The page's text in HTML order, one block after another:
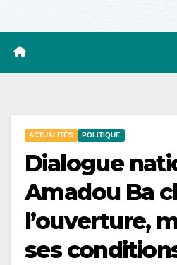
ACTUALITÉS POLITIQUE
Dialogue
Amadou Ba
l’ouverture,
ses